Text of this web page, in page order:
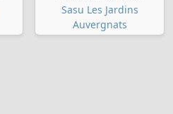
Sasu Les Jardins
Auvergnats